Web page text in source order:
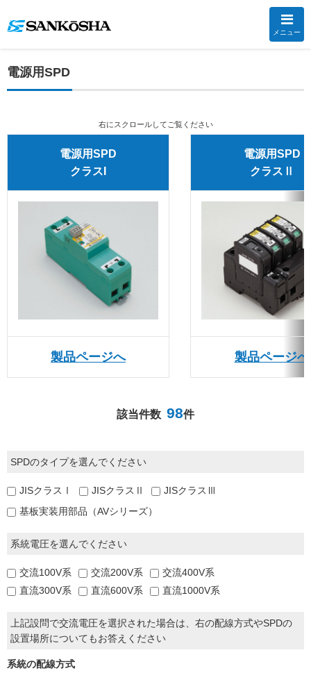
メニュー
電源用SPD
右にスクロールしてご覧ください
電源用SPD
クラスI
電源用SPD
クラスⅡ
製品ページへ 製品ページへ
該当件数 98件
SPDのタイプを選んでください
JISクラスⅠ JISクラスⅡ
JISクラスⅢ
基板実装用部品（AVシリーズ）
系統電圧を選んでください
交流100V系 交流200V系
交流400V系
直流300V系
直流600V系 直流1000V系
上記設問で交流電圧を選択された場合は、右の配線方式やSPDの
設置場所についてもお答えください
系統の配線方式